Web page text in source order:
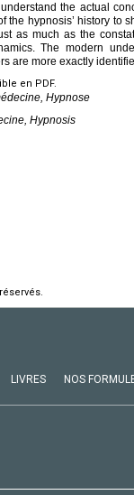
the actual
the hypnosis’ history to
as much as the
The modern
are more exactly
en PDF.
Hypnose
Hypnosis
LIVRES NOS